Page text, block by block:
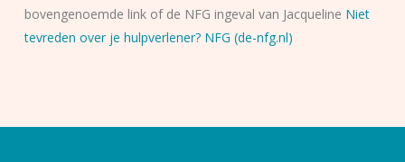
bovengenoemde link of de NFG ingeval van Jacqueline Niet
tevreden over je hulpverlener? NFG (de-nfg.nl)